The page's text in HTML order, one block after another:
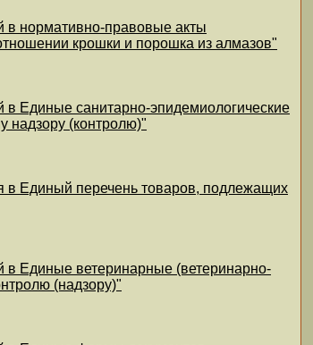
в нормативно-правовые акты
крошки и порошка из алмазов"
Единые санитарно-эпидемиологические
надзору (контролю)"
в Единый перечень товаров, подлежащих
в Единые ветеринарные (ветеринарно-
(надзору)"